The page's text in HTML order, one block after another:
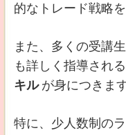
的なトレード戦略
また、多くの受講
も詳しく指導され
キル が身につきます
特に、少人数制の